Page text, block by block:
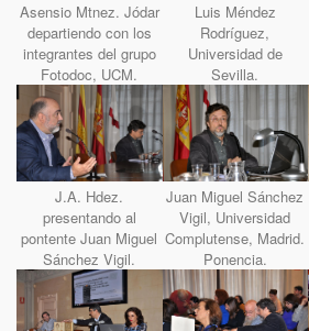
Asensio Mtnez. Jódar
departiendo con los
integrantes del grupo
Fotodoc, UCM.
Luis Méndez
Rodríguez,
Universidad de
Sevilla.
J.A. Hdez.
presentando al
pontente Juan Miguel
Sánchez Vigil.
Juan Miguel Sánchez
Vigil, Universidad
Complutense, Madrid.
Ponencia.